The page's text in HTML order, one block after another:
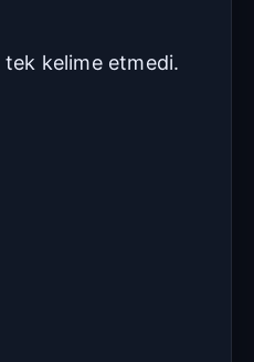
tek kelime etmedi.